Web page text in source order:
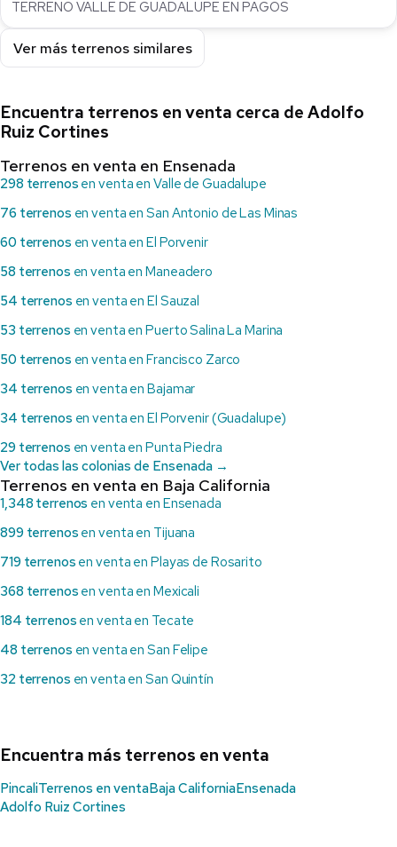
TERRENO VALLE DE GUADALUPE EN PAGOS
Ver más terrenos similares
Encuentra terrenos en venta cerca de Adolfo
Ruiz Cortines
Terrenos en venta en Ensenada
298 terrenos en venta en Valle de Guadalupe
76 terrenos en venta en San Antonio de Las Minas
60 terrenos en venta en El Porvenir
58 terrenos en venta en Maneadero
54 terrenos en venta en El Sauzal
53 terrenos en venta en Puerto Salina La Marina
50 terrenos en venta en Francisco Zarco
34 terrenos en venta en Bajamar
34 terrenos en venta en El Porvenir (Guadalupe)
29 terrenos en venta en Punta Piedra
Ver todas las colonias de Ensenada →
Terrenos en venta en Baja California
1,348 terrenos en venta en Ensenada
899 terrenos en venta en Tijuana
719 terrenos en venta en Playas de Rosarito
368 terrenos en venta en Mexicali
184 terrenos en venta en Tecate
48 terrenos en venta en San Felipe
32 terrenos en venta en San Quintín
Encuentra más terrenos en venta
PincaliTerrenos en ventaBaja CaliforniaEnsenada
Adolfo Ruiz Cortines